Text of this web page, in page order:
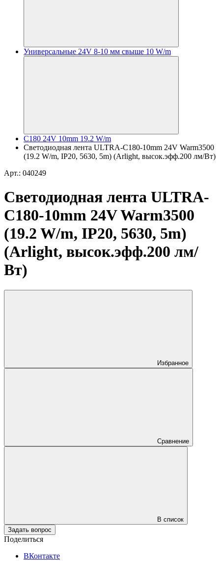
Универсальные 24V 8-10 мм свыше 10 W/m
C180 24V 10mm 19.2 W/m
Светодиодная лента ULTRA-C180-10mm 24V Warm3500
(19.2 W/m, IP20, 5630, 5m) (Arlight, высок.эфф.200 лм/Вт)
Арт.: 040249
Светодиодная лента ULTRA-
C180-10mm 24V Warm3500
(19.2 W/m, IP20, 5630, 5m)
(Arlight, высок.эфф.200 лм/
Вт)
Избранное
Сравнение
В список
Задать вопрос
Поделиться
ВКонтакте